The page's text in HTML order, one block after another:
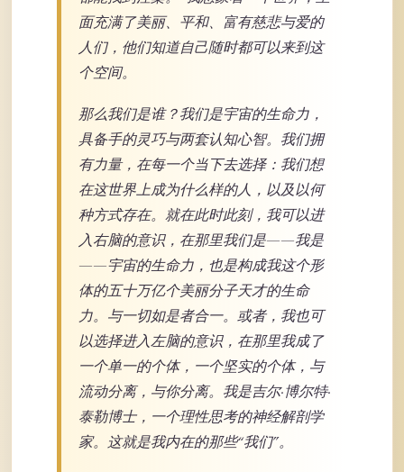
面充满了美丽、平和、富有慈悲与爱的
人们，他们知道自己随时都可以来到这
个空间。
那么我们是谁？我们是宇宙的生命力，
具备手的灵巧与两套认知心智。我们拥
有力量，在每一个当下去选择：我们想
在这世界上成为什么样的人，以及以何
种方式存在。就在此时此刻，我可以进
入右脑的意识，在那里我们是——我是
——宇宙的生命力，也是构成我这个形
体的五十万亿个美丽分子天才的生命
力。与一切如是者合一。或者，我也可
以选择进入左脑的意识，在那里我成了
一个单一的个体，一个坚实的个体，与
流动分离，与你分离。我是吉尔·博尔特·
泰勒博士，一个理性思考的神经解剖学
家。这就是我内在的那些“我们”。